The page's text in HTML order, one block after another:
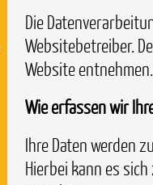
Die
Websitebetreiber.
Website entnehmen.
Wie erfassen wir
Ihre Daten werden
Hierbei kann es